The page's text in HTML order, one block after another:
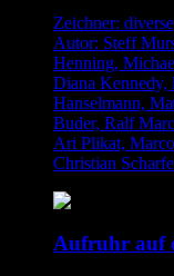
Zeichner: diverse
Autor: Steff
Henning,
Diana Kennedy,
Hanselmann,
Buder, Ralf
Ari Plikat,
Christian
Aufruhr auf